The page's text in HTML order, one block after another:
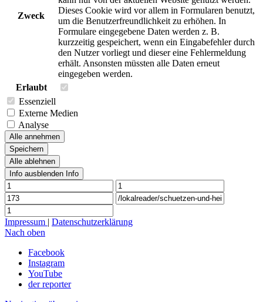
Zweck
Dieses Cookie wird vor allem in Formularen benutzt,
um die Benutzerfreundlichkeit zu erhöhen. In
Formulare eingegebene Daten werden z. B.
kurzzeitig gespeichert, wenn ein Eingabefehler durch
den Nutzer vorliegt und dieser eine Fehlermeldung
erhält. Ansonsten müssten alle Daten erneut
eingegeben werden.
Erlaubt
Essenziell
Externe Medien
Analyse
Alle annehmen
Speichern
Alle ablehnen
Info ausblenden Info
Impressum | Datenschutzerklärung
Nach oben
Facebook
Instagram
YouTube
der reporter